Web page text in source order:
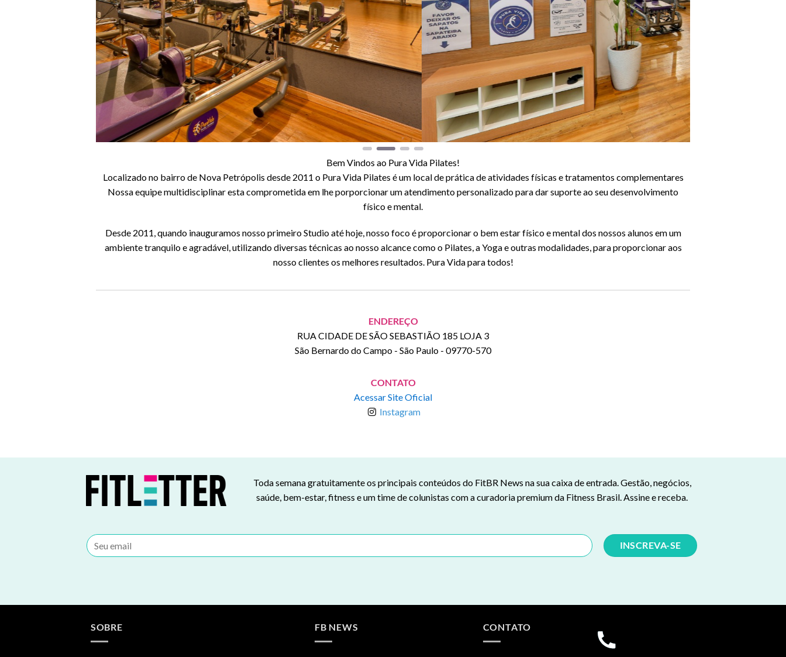
Bem Vindos ao Pura Vida Pilates!
Localizado no bairro de Nova Petrópolis desde 2011 o Pura Vida Pilates é um local de prática de atividades físicas e tratamentos complementares
Nossa equipe multidisciplinar esta comprometida em lhe porporcionar um atendimento personalizado para dar suporte ao seu desenvolvimento
físico e mental.
Desde 2011, quando inauguramos nosso primeiro Studio até hoje, nosso foco é proporcionar o bem estar físico e mental dos nossos alunos em um
ambiente tranquilo e agradável, utilizando diversas técnicas ao nosso alcance como o Pilates, a Yoga e outras modalidades, para proporcionar aos
nosso clientes os melhores resultados. Pura Vida para todos!
ENDEREÇO
RUA CIDADE DE SÃO SEBASTIÃO 185 LOJA 3
São Bernardo do Campo - São Paulo - 09770-570
CONTATO
Acessar Site Oficial
Instagram
Toda semana gratuitamente os principais conteúdos do FitBR News na sua caixa de entrada. Gestão, negócios,
saúde, bem-estar, fitness e um time de colunistas com a curadoria premium da Fitness Brasil. Assine e receba.
SOBRE FB NEWS CONTATO